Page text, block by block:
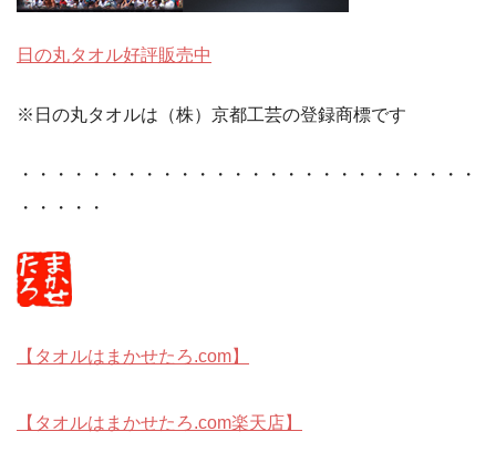
日の丸タオル好評販売中
※日の丸タオルは（株）京都工芸の登録商標です
・・・・・・・・・・・・・・・・・・・・・・・・・・
・・・・・
【タオルはまかせたろ.com】
【タオルはまかせたろ.com楽天店】